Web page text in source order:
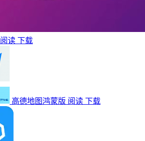
阅读 下载
高德地图鸿蒙版 阅读 下载